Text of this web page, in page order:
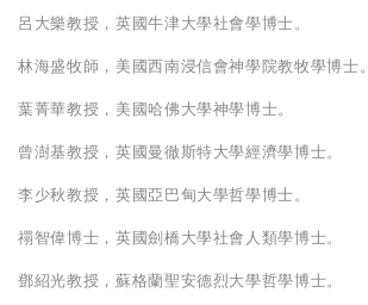
呂大樂教授，英國牛津大學社會學博士。
林海盛牧師，美國西南浸信會神學院教牧學博士。
葉菁華教授，美國哈佛大學神學博士。
曾澍基教授，英國曼徹斯特大學經濟學博士。
李少秋教授，英國亞巴甸大學哲學博士。
禤智偉博士，英國劍橋大學社會人類學博士。
鄧紹光教授，蘇格蘭聖安德烈大學哲學博士。